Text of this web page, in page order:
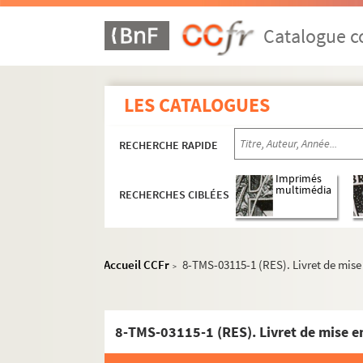
Catalogue
LES CATALOGUES
RECHERCHE RAPIDE
RECHERCHES CIBLÉES
Imprimés
multimédia
Accueil CCFr > 8-TMS-03115-1 (RES). Livret de
8-TMS-03115-1 (RES). Livret de mise
Ponchielli, Amilcare (1834-1886)
Poncin, Eugène (1860-1940)
Pons, Charles (1870-1957)
Puccini, Giacomo (1858-1924)
Pugno, Raoul (1852-1914)
Rabaud, Henri (1873-1949)
Ravel, Maurice (1875-1937)
Renieu, Lionel (1879-1940)